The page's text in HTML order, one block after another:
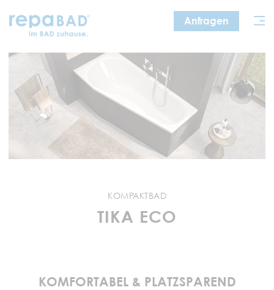
Inhalt
Anfragen
KOMPAKTBAD
TIKA ECO
KOMFORTABEL & PLATZSPAREND